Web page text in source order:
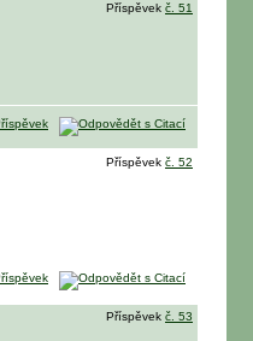
Příspěvek č. 51
Příspěvek č. 52
Příspěvek č. 53